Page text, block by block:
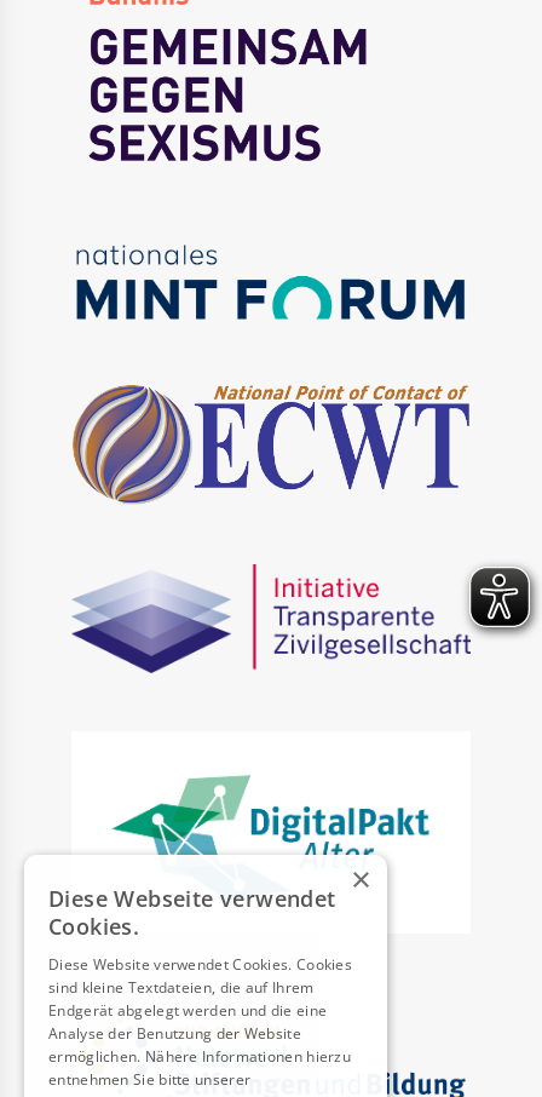
×
Diese Webseite verwendet
Cookies.
Diese Website verwendet Cookies. Cookies
sind kleine Textdateien, die auf Ihrem
Endgerät abgelegt werden und die eine
Analyse der Benutzung der Website
ermöglichen. Nähere Informationen hierzu
entnehmen Sie bitte unserer